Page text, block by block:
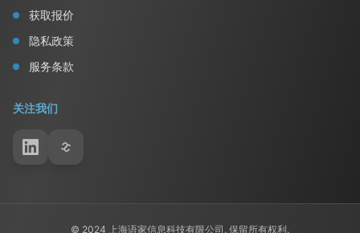
获取报价
隐私政策
服务条款
关注我们
© 2024 上海语家信息科技有限公司. 保留所有权利.